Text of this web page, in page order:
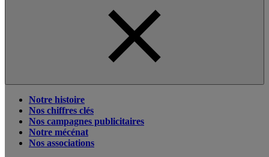
Notre histoire
Nos chiffres clés
Nos campagnes publicitaires
Notre mécénat
Nos associations